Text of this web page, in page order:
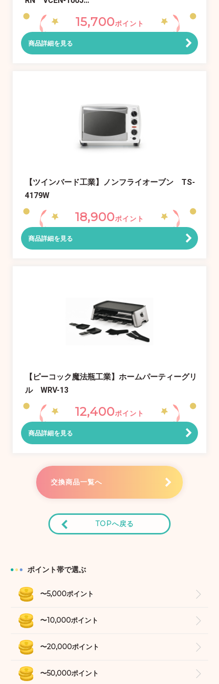
15,700ポイント
商品詳細を見る
【ツインバード工業】ノンフライオーブン TS-
4179W
18,900ポイント
商品詳細を見る
【ピーコック魔法瓶工業】ホームパーティーグリ
ル WRV-13
12,400ポイント
商品詳細を見る
交換商品一覧へ
TOPへ戻る
ポイント帯で選ぶ
〜5,000ポイント
〜10,000ポイント
〜20,000ポイント
〜50,000ポイント